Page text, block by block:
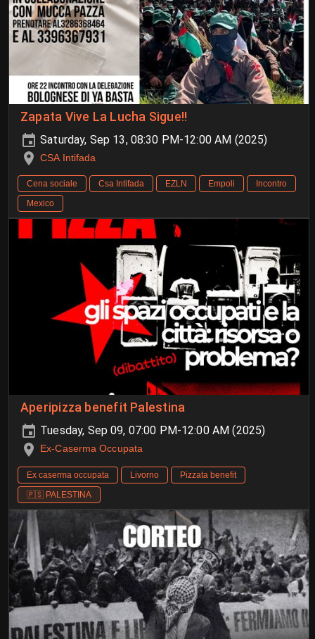
Zapata Vive La Lucha Sigue!!
Saturday, Sep 13, 08:30 PM-12:00 AM (2025)
CSA Intifada
Cena sociale Csa Intifada EZLN Empoli
Incontro
Mexico
Aperipizza benefit Palestina
Tuesday, Sep 09, 07:00 PM-12:00 AM (2025)
Ex-Caserma Occupata
Ex caserma occupata Livorno
Pizzata benefit
🇵🇸 PALESTINA